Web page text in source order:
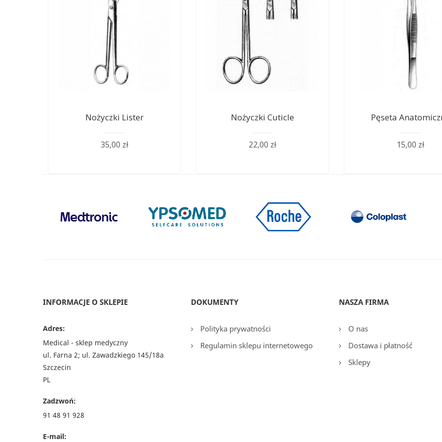
Nożyczki Lister
35,00 zł
Nożyczki Cuticle
22,00 zł
Pęseta
15,00 zł
INFORMACJE O SKLEPIE
Adres:
Medical - sklep medyczny
ul. Farna 2; ul. Zawadzkiego 145/18a
Szczecin
PL
Zadzwoń:
91 48 91 928
E-mail:
DOKUMENTY
Polityka prywatności
Regulamin sklepu internetowego
NASZA FIRMA
O nas
Dostawa i płatność
Sklepy